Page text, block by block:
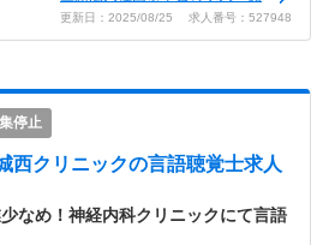
更新日：2025/08/25 求人番号：527948
停止
西クリニックの言語聴覚士求人
なめ！神経内科クリニックにて言語